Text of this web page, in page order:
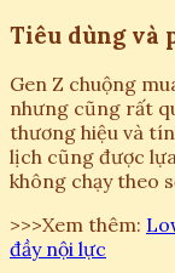
Tiêu dùng và
Gen Z chuộng
nhưng cũng rất
thương hiệu và
lịch cũng được
không chạy theo
>>>Xem thêm:
đầy nội lực